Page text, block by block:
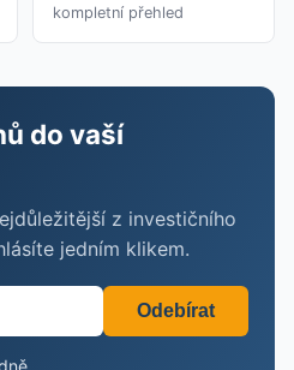
kompletní přehled
do vaší
z investičního
jedním klikem.
Odebírat